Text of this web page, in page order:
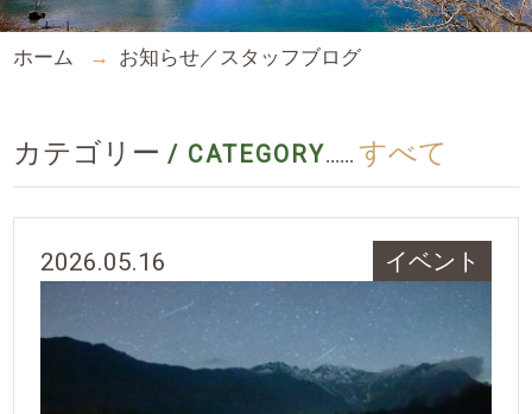
ホーム お知らせ／スタッフブログ
カテゴリー / CATEGORY...... すべて
2026.05.16 イベント